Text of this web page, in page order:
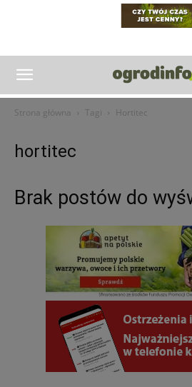
Strona główna Tagi Hortitec
hortitec
Brak postów do